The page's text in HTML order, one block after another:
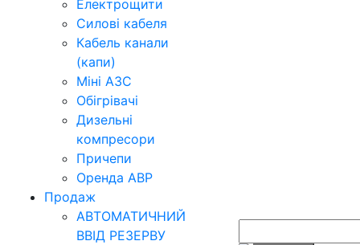
Електрощити
Силові кабеля
Кабель канали
(капи)
Міні АЗС
Обігрівачі
Дизельні
компресори
Причепи
Оренда АВР
Продаж
АВТОМАТИЧНИЙ
ВВІД РЕЗЕРВУ